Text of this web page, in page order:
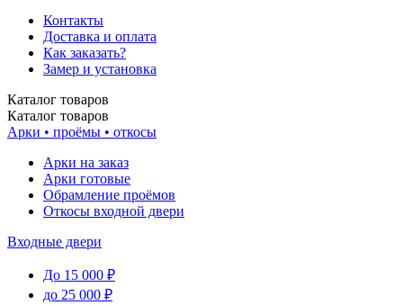
Контакты
Доставка и оплата
Как заказать?
Замер и установка
Каталог товаров
Каталог товаров
Арки • проёмы • откосы
Арки на заказ
Арки готовые
Обрамление проёмов
Откосы входной двери
Входные двери
До 15 000 ₽
до 25 000 ₽